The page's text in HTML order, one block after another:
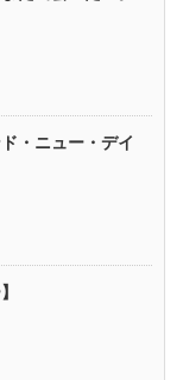
・ニュー・デイ